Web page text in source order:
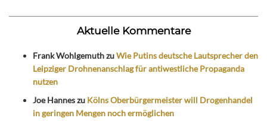
Aktuelle Kommentare
Frank WohlgemuthzuWie Putins deutsche Lautsprecher den
Leipziger Drohnenanschlag für antiwestliche Propaganda
nutzen
Joe Hanneszu Kölns Oberbürgermeister will Drogenhandel
in geringen Mengen noch ermöglichen